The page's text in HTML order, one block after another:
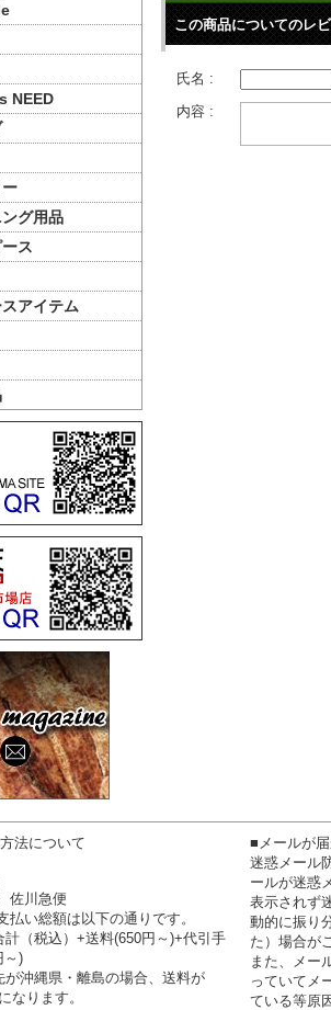
NEED
ング用品
ス
アイテム
この商品についてのレ
氏名 :
内容 :
法について
佐川急便
払い総額は以下の通りです。
計（税込）+送料(650円～)+代引手
～)
沖縄県・離島の場合、送料が
なります。
■メールが
迷惑メール
ールが迷惑
表示されず
動的に振り
た）場合が
また、メー
っていてメ
ている等原